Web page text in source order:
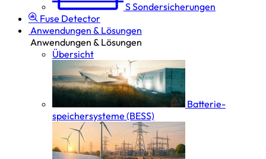
SSondersicherungen
Fuse Detector
Anwendungen & Lösungen
Anwendungen & Lösungen
Übersicht
Batterie­
speicher­systeme (BESS)